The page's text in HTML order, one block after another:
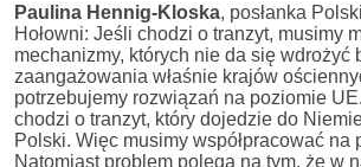
Paulina Hennig-Kloska, posłanka
Hołowni: Jeśli chodzi o tranzyt, musimy
mechanizmy, których nie da się wdrożyć
zaangażowania właśnie krajów
potrzebujemy rozwiązań na poziomie
chodzi o tranzyt, który dojedzie do
Polski. Więc musimy współpracować na
Natomiast problem polega na tym, że w